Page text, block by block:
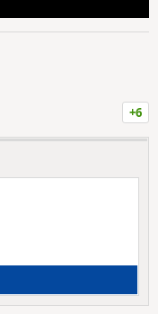
+6